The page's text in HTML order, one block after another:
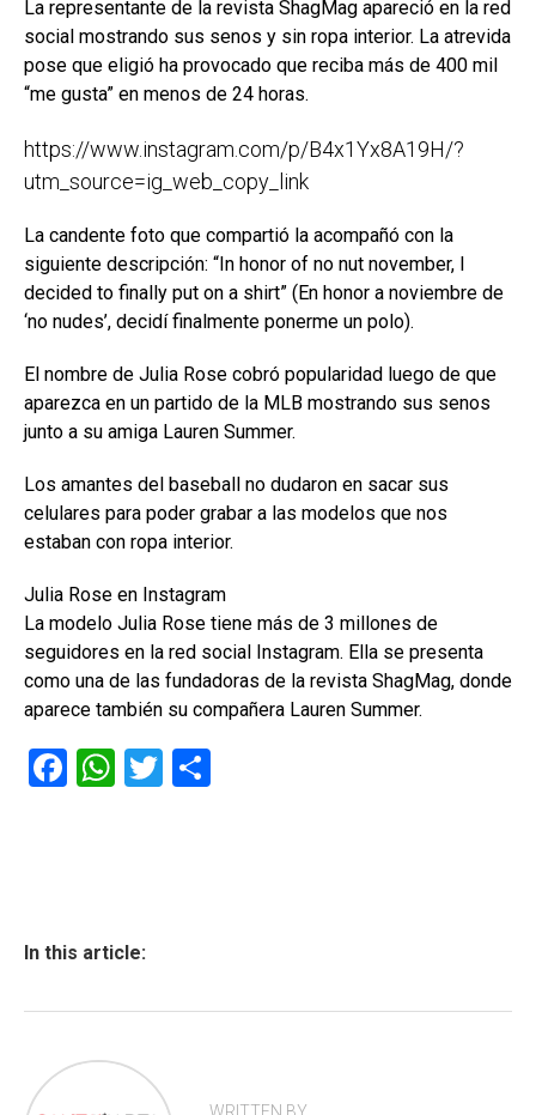
La representante de la revista ShagMag apareció en la red
social mostrando sus senos y sin ropa interior. La atrevida
pose que eligió ha provocado que reciba más de 400 mil
“me gusta” en menos de 24 horas.
https://www.instagram.com/p/B4x1Yx8A19H/?
utm_source=ig_web_copy_link
La candente foto que compartió la acompañó con la
siguiente descripción: “In honor of no nut november, I
decided to finally put on a shirt” (En honor a noviembre de
‘no nudes’, decidí finalmente ponerme un polo).
El nombre de Julia Rose cobró popularidad luego de que
aparezca en un partido de la MLB mostrando sus senos
junto a su amiga Lauren Summer.
Los amantes del baseball no dudaron en sacar sus
celulares para poder grabar a las modelos que nos
estaban con ropa interior.
Julia Rose en Instagram
La modelo Julia Rose tiene más de 3 millones de
seguidores en la red social Instagram. Ella se presenta
como una de las fundadoras de la revista ShagMag, donde
aparece también su compañera Lauren Summer.
F
ok
W
p
T
In this article:
WRITTEN BY